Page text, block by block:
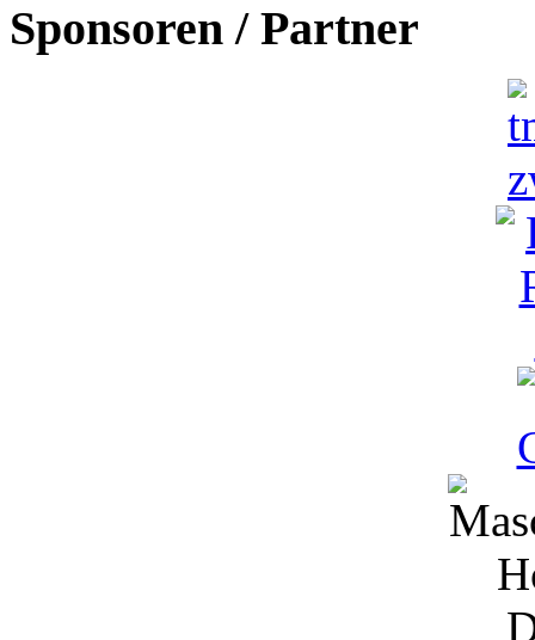
Sponsoren / Partner